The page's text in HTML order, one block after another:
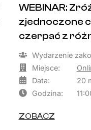
WEBINAR:
zjednoczone
czerpać z
Wydarzenie
Miejsce:
Data:
20
Godzina:
ZOBACZ